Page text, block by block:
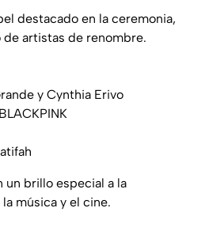
destacado en la ceremonia,
artistas de renombre.
y Cynthia Erivo
un brillo especial a la
música y el cine.